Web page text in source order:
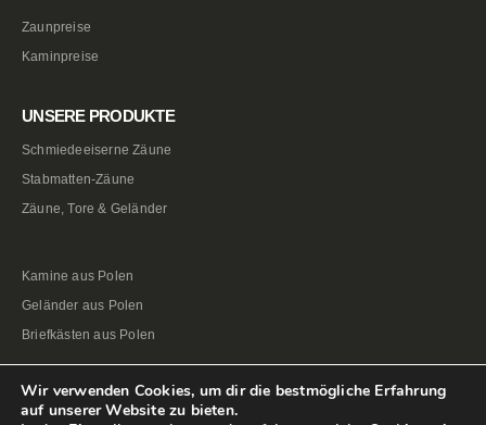
Zaunpreise
Kaminpreise
UNSERE PRODUKTE
Schmiedeeiserne Zäune
Stabmatten-Zäune
Zäune, Tore & Geländer
Kamine aus Polen
Geländer aus Polen
Briefkästen aus Polen
Wir verwenden Cookies, um dir die bestmögliche Erfahrung
auf unserer Website zu bieten.